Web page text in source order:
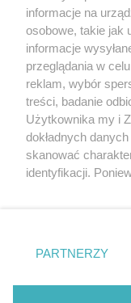
Potrącenie na
ruszył za
Nie zapomnij
zapoznać się z:
polityką
Twojemiasto
Piekary Śląskie
Chorzów
Tarnowskie Góry
Gliwice
informacje na
osobowe, takie jak
informacje
przeglądania w
reklam, wybór
treści, badanie
Użytkownika my i
dokładnych
skanować
identyfikacji.
prywatności
. Niektóre
zgody
takiemu
PARTNERZY